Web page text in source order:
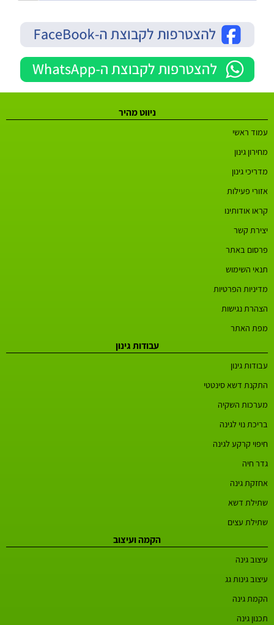
ניווט מהיר
עמוד ראשי
מחירון גינון
מדריכי גינון
אזורי פעילות
קראו אודותינו
יצירת קשר
פרסום באתר
תנאי השימוש
מדיניות הפרטיות
הצהרת נגישות
מפת האתר
עבודות גינון
עבודות גינון
התקנת דשא סינטטי
מערכות השקיה
בריכת נוי לגינה
חיפוי קרקע לגינה
גדר חיה
אחזקת גינה
שתילת דשא
שתילת עצים
הקמה ועיצוב
עיצוב גינה
עיצוב גינות גג
הקמת גינה
תכנון גינה